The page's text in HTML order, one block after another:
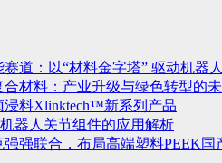
道：以“材料金字塔” 驱动机器
材料：产业升级与绿色转型的
浸料Xlinktech™新系列产品
器人关节组件的应用解析
强联合，布局高端塑料PEEK国